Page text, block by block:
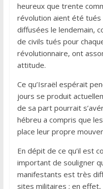
heureux que trente
révolution aient été tués
diffusées le lendemain,
de civils tués pour
révolutionnaire, ont
attitude.
Ce qu’Israël espérait
jours se produit
de sa part pourrait
hébreu a compris que
place leur propre
En dépit de ce qu’il est
important de souligner
manifestants est très
sites militaires ; en